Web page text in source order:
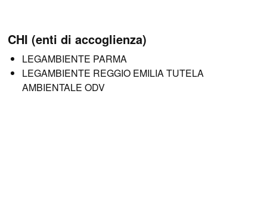
CHI (enti di accoglienza)
LEGAMBIENTE PARMA
LEGAMBIENTE REGGIO EMILIA TUTELA
AMBIENTALE ODV